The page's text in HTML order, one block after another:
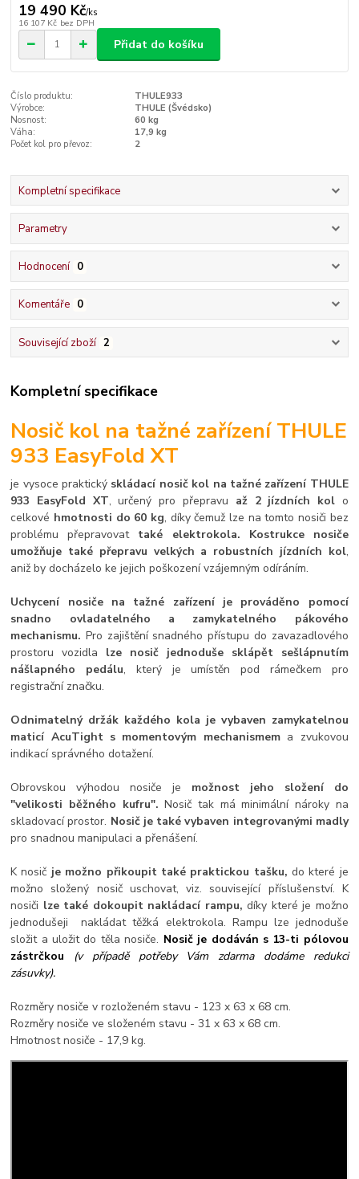
19 490 Kč/ks
16 107 Kč bez DPH
Přidat do košíku
Číslo produktu:
THULE933
Výrobce:
THULE (Švédsko)
Nosnost:
60 kg
Váha:
17,9 kg
Počet kol pro převoz:
2
Kompletní specifikace
Parametry
Hodnocení 0
Komentáře 0
Související zboží 2
Kompletní specifikace
Nosič kol na tažné zařízení THULE
933 EasyFold XT
je vysoce praktický skládací nosič kol na tažné zařízení THULE
933 EasyFold XT, určený pro přepravu až 2 jízdních kol o
celkové hmotnosti do 60 kg, díky čemuž lze na tomto nosiči bez
problému přepravovat také elektrokola. Kostrukce nosiče
umožňuje také přepravu velkých a robustních jízdních kol,
aniž by docházelo ke jejich poškození vzájemným odíráním.
Uchycení nosiče na tažné zařízení je prováděno pomocí
snadno ovladatelného a zamykatelného pákového
mechanismu. Pro zajištění snadného přístupu do zavazadlového
prostoru vozidla lze nosič jednoduše sklápět sešlápnutím
nášlapného pedálu, který je umístěn pod rámečkem pro
registrační značku.
Odnimatelný držák každého kola je vybaven zamykatelnou
maticí AcuTight s momentovým mechanismem a zvukovou
indikací správného dotažení.
Obrovskou výhodou nosiče je možnost jeho složení do
"velikosti běžného kufru".Nosič tak má minimální nároky na
skladovací prostor. Nosič je také vybaven integrovanými madly
pro snadnou manipulaci a přenášení.
K nosič je možno přikoupit také praktickou tašku, do které je
možno složený nosič uschovat, viz. související příslušenství. K
nosiči lze také dokoupit nakládací rampu, díky které je možno
jednodušeji nakládat těžká elektrokola. Rampu lze jednoduše
složit a uložit do těla nosiče. Nosič je dodáván s 13-ti pólovou
zástrčkou
(v případě potřeby Vám zdarma dodáme redukci
zásuvky).
Rozměry nosiče v rozloženém stavu - 123 x 63 x 68 cm.
Rozměry nosiče ve složeném stavu - 31 x 63 x 68 cm.
Hmotnost nosiče - 17,9 kg.